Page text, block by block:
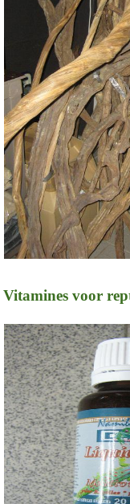
Vitamines voor